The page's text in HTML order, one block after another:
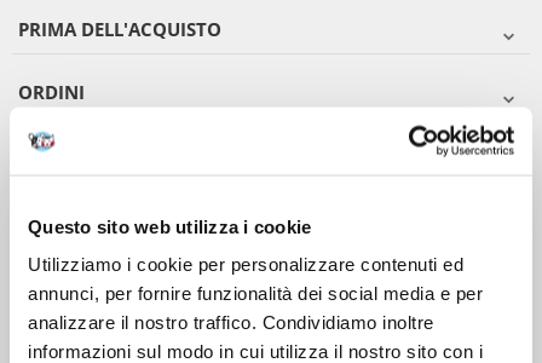
Questo sito web utilizza i cookie
Utilizziamo i cookie per personalizzare contenuti ed
annunci, per fornire funzionalità dei social media e per
analizzare il nostro traffico. Condividiamo inoltre
informazioni sul modo in cui utilizza il nostro sito con i
PRIMA DELL'ACQUISTO
ORDINI
DOPO L'ACQUISTO
VIENI A CONOSCERCI